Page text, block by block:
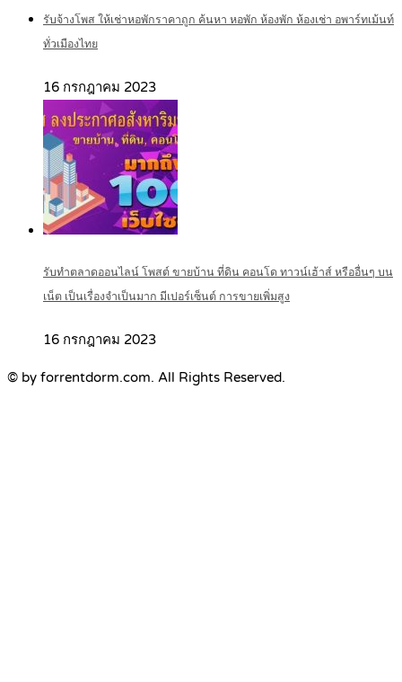
รับจ้างโพส ให้เช่าหอพักราคาถูก ค้นหา หอพัก ห้องพัก ห้องเช่า อพาร์ทเม้นท์
ทั่วเมืองไทย
16 กรกฎาคม 2023
รับทำตลาดออนไลน์ โพสต์ ขายบ้าน ที่ดิน คอนโด ทาวน์เฮ้าส์ หรืออื่นๆ บน
เน็ต เป็นเรื่องจำเป็นมาก มีเปอร์เซ็นต์ การขายเพิ่มสูง
16 กรกฎาคม 2023
© by forrentdorm.com. All Rights Reserved.